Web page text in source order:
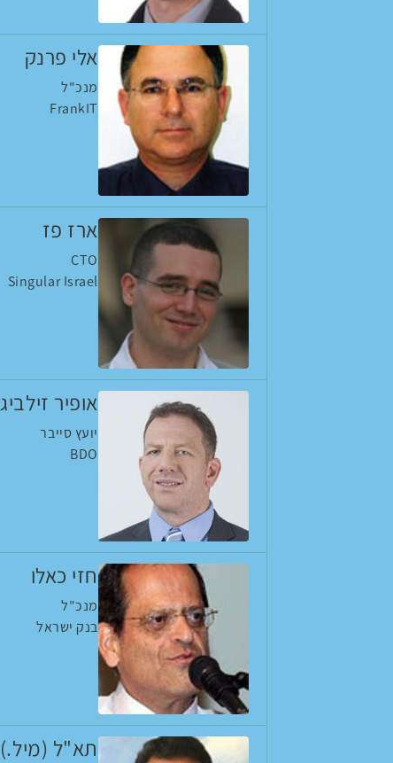
אלי פרנק
מנכ"ל
FrankIT
ארז פז
CTO
Singular Israel
אופיר
יועץ סייבר
BDO
חזי כאלו
מנכ"ל
בנק ישראל
תא"ל (מיל.)